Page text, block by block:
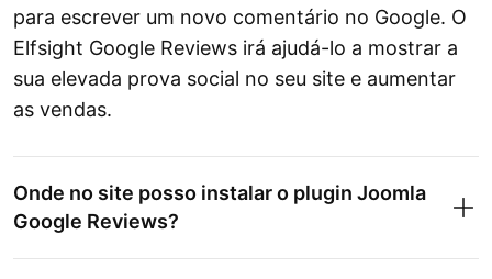
para escrever um novo comentário no Google. O
Elfsight Google Reviews irá ajudá-lo a mostrar a
sua elevada prova social no seu site e aumentar
as vendas.
Onde no site posso instalar o plugin Joomla
Google Reviews?